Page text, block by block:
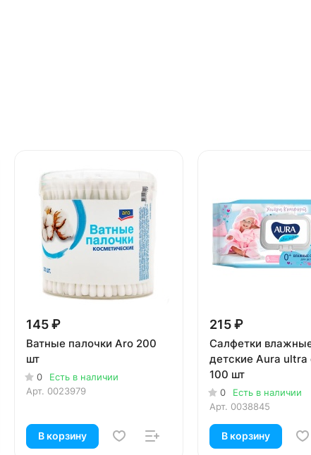
145 ₽
Ватные палочки Aro 200
шт
0
Есть в наличии
Арт. 0023979
В корзину
215 ₽
Салфетки
детские Aura
100 шт
0
Есть в наличии
Арт. 0038845
В корзину